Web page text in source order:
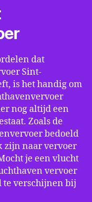
dat
Sint-
is het handig om
nog altijd een
Zoals de
bedoeld
zijn naar vervoer
je een vlucht
vervoer
te verschijnen bij